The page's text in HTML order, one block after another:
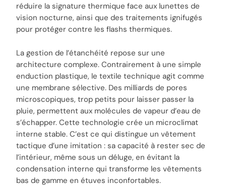
réduire la signature thermique face aux lunettes de
vision nocturne, ainsi que des traitements ignifugés
pour protéger contre les flashs thermiques.
La gestion de l’étanchéité repose sur une
architecture complexe. Contrairement à une simple
enduction plastique, le textile technique agit comme
une membrane sélective. Des milliards de pores
microscopiques, trop petits pour laisser passer la
pluie, permettent aux molécules de vapeur d’eau de
s’échapper. Cette technologie crée un microclimat
interne stable. C’est ce qui distingue un vêtement
tactique d’une imitation : sa capacité à rester sec de
l’intérieur, même sous un déluge, en évitant la
condensation interne qui transforme les vêtements
bas de gamme en étuves inconfortables.